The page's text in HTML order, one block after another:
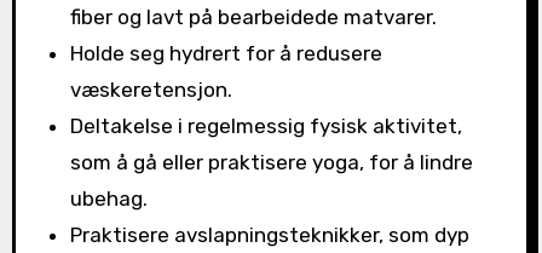
fiber og lavt på bearbeidede matvarer.
Holde seg hydrert for å redusere
væskeretensjon.
Deltakelse i regelmessig fysisk aktivitet,
som å gå eller praktisere yoga, for å lindre
ubehag.
Praktisere avslapningsteknikker, som dyp